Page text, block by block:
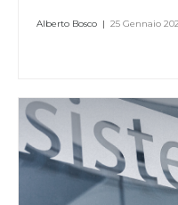
Alberto Bosco | 25 Gennaio